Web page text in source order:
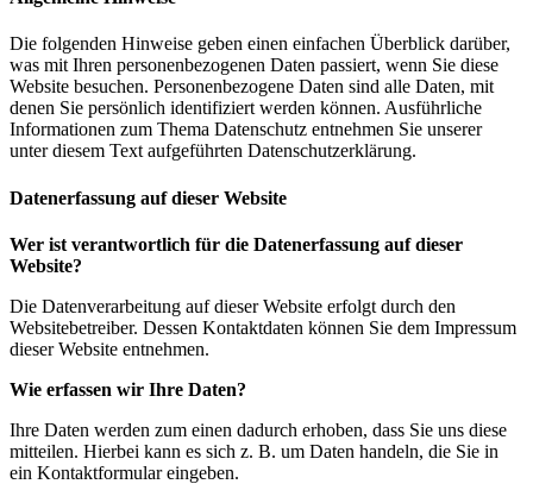
Die folgenden Hinweise geben einen einfachen Überblick darüber,
was mit Ihren personenbezogenen Daten passiert, wenn Sie diese
Website besuchen. Personenbezogene Daten sind alle Daten, mit
denen Sie persönlich identifiziert werden können. Ausführliche
Informationen zum Thema Datenschutz entnehmen Sie unserer
unter diesem Text aufgeführten Datenschutzerklärung.
Datenerfassung auf dieser Website
Wer ist verantwortlich für die Datenerfassung auf dieser
Website?
Die Datenverarbeitung auf dieser Website erfolgt durch den
Websitebetreiber. Dessen Kontaktdaten können Sie dem Impressum
dieser Website entnehmen.
Wie erfassen wir Ihre Daten?
Ihre Daten werden zum einen dadurch erhoben, dass Sie uns diese
mitteilen. Hierbei kann es sich z. B. um Daten handeln, die Sie in
ein Kontaktformular eingeben.